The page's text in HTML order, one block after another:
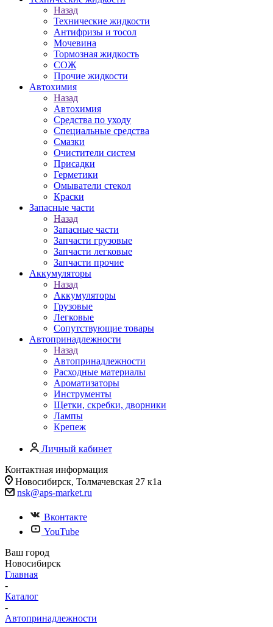
Назад
Технические жидкости
Антифризы и тосол
Мочевина
Тормозная жидкость
СОЖ
Прочие жидкости
Автохимия
Назад
Автохимия
Средства по уходу
Специальные средства
Смазки
Очистители систем
Присадки
Герметики
Омыватели стекол
Краски
Запасные части
Назад
Запасные части
Запчасти грузовые
Запчасти легковые
Запчасти прочие
Аккумуляторы
Назад
Аккумуляторы
Грузовые
Легковые
Сопутствующие товары
Автопринадлежности
Назад
Автопринадлежности
Расходные материалы
Ароматизаторы
Инструменты
Щетки, скребки, дворники
Лампы
Крепеж
Личный кабинет
Контактная информация
Новосибирск, Толмачевская 27 к1а
nsk@aps-market.ru
Вконтакте
YouTube
Ваш город
Новосибирск
Главная
-
Каталог
-
Автопринадлежности